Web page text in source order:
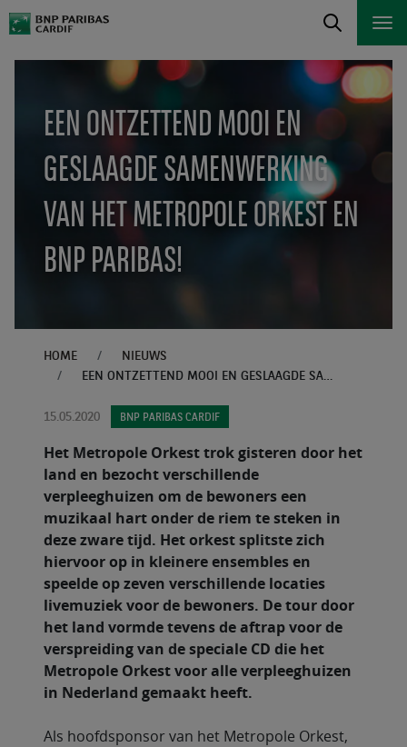
EEN ONTZETTEND MOOI EN
GESLAAGDE SAMENWERKING
VAN HET METROPOLE ORKEST EN
BNP PARIBAS!
HOME
NIEUWS
EEN ONTZETTEND MOOI EN GESLAAGDE SAMENWERKING VAN HET METROPOLE ORKEST EN BNP PARIBAS!
15.05.2020 BNP PARIBAS CARDIF
Het Metropole Orkest trok gisteren door het
land en bezocht verschillende
verpleeghuizen om de bewoners een
muzikaal hart onder de riem te steken in
deze zware tijd. Het orkest splitste zich
hiervoor op in kleinere ensembles en
speelde op zeven verschillende locaties
livemuziek voor de bewoners. De tour door
het land vormde tevens de aftrap voor de
verspreiding van de speciale CD die het
Metropole Orkest voor alle verpleeghuizen
in Nederland gemaakt heeft.
Als hoofdsponsor van het Metropole Orkest,